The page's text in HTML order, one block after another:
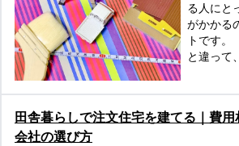
る人にと
がかかる
トです
と違って
田舎暮らしで注文住宅を建てる｜費用
会社の選び方